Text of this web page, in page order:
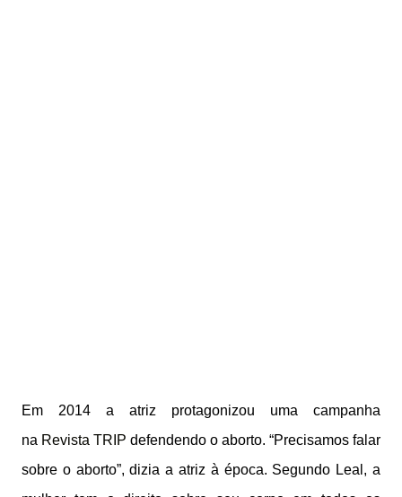
Em 2014 a atriz protagonizou uma campanha
na Revista TRIP defendendo o aborto. “Precisamos falar
sobre o aborto”, dizia a atriz à época. Segundo Leal, a